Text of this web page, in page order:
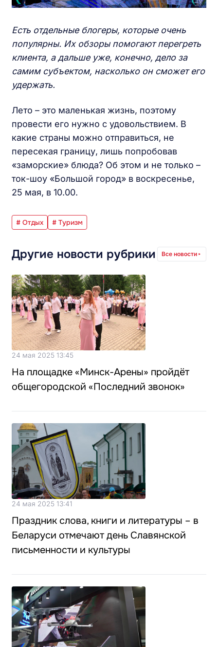
Есть отдельные блогеры, которые очень
популярны. Их обзоры помогают перегреть
клиента, а дальше уже, конечно, дело за
самим субъектом, насколько он сможет его
удержать.
Лето – это маленькая жизнь, поэтому
провести его нужно с удовольствием. В
какие страны можно отправиться, не
пересекая границу, лишь попробовав
«заморские» блюда? Об этом и не только –
ток-шоу «Большой город» в воскресенье,
25 мая, в 10.00.
# Отдых # Туризм
Другие новости рубрики Все новости
24 мая 2025 13:45
На площадке «Минск-Арены» пройдёт
общегородской «Последний звонок»
24 мая 2025 13:41
Праздник слова, книги и литературы – в
Беларуси отмечают день Славянской
письменности и культуры